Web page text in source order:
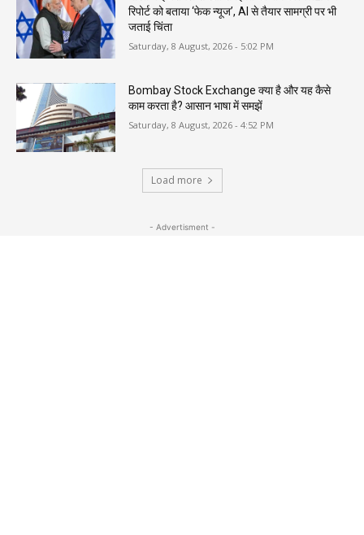
रिपोर्ट को बताया ‘फेक न्यूज’, AI से तैयार सामग्री पर भी
जताई चिंता
Saturday, 8 August, 2026 - 5:02 PM
Bombay Stock Exchange क्या है और यह कैसे
काम करता है? आसान भाषा में समझें
Saturday, 8 August, 2026 - 4:52 PM
Load more
- Advertisment -